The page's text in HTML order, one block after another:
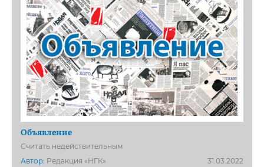
Объявление
Считать недействительным
Автор: Редакция «НГК»
31.03.2022